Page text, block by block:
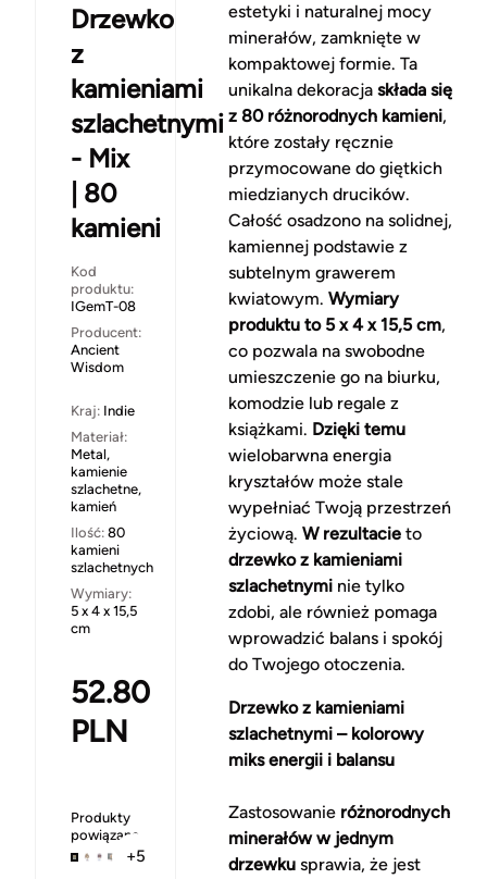
Drzewko
z
kamieniami
szlachetnymi
- Mix
| 80
kamieni
Kod
produktu:
IGemT-08
Producent:
Ancient
Wisdom
Kraj: Indie
Materiał:
Metal,
kamienie
szlachetne,
kamień
Ilość: 80
kamieni
szlachetnych
Wymiary:
5 x 4 x 15,5
cm
52.80
PLN
Produkty
powiązane
+5
estetyki i naturalnej mocy
minerałów, zamknięte w
kompaktowej formie. Ta
unikalna dekoracja składa się
z 80 różnorodnych kamieni,
które zostały ręcznie
przymocowane do giętkich
miedzianych drucików.
Całość osadzono na solidnej,
kamiennej podstawie z
subtelnym grawerem
kwiatowym. Wymiary
produktu to 5 x 4 x 15,5 cm,
co pozwala na swobodne
umieszczenie go na biurku,
komodzie lub regale z
książkami. Dzięki temu
wielobarwna energia
kryształów może stale
wypełniać Twoją przestrzeń
życiową. W rezultacieto
drzewko z kamieniami
szlachetnyminie tylko
zdobi, ale również pomaga
wprowadzić balans i spokój
do Twojego otoczenia.
Drzewko z kamieniami
szlachetnymi – kolorowy
miks energii i balansu
Zastosowanie różnorodnych
minerałów w jednym
drzewkusprawia, że jest